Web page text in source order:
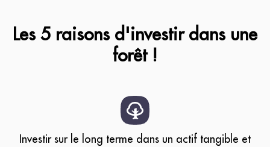
Les 5 raisons d'investir dans une
forêt !
Investir sur le long terme dans un actif tangible et